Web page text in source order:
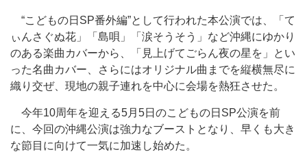
“こどもの日SP番外編”として行われた本公演では、「て
ぃんさぐぬ花」「島唄」「涙そうそう」など沖縄にゆかり
のある楽曲カバーから、「見上げてごらん夜の星を」とい
った名曲カバー、さらにはオリジナル曲までを縦横無尽に
織り交ぜ、現地の親子連れを中心に会場を熱狂させた。
今年10周年を迎える5月5日のこどもの日SP公演を前
に、今回の沖縄公演は強力なブーストとなり、早くも大き
な節目に向けて一気に加速し始めた。